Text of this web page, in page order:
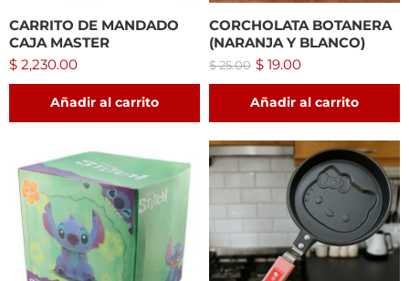
CARRITO DE MANDADO
CAJA MASTER
$ 2,230.00
Añadir al carrito
CORCHOLATA BOTANERA
(NARANJA Y BLANCO)
$25.00 $ 19.00
Añadir al carrito